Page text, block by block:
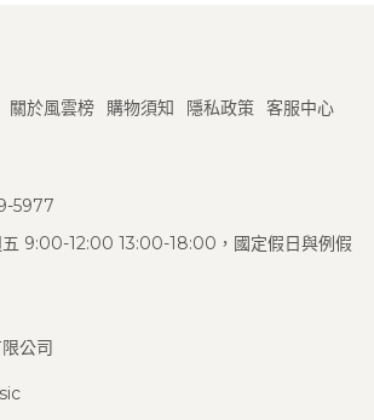
關於風雲榜 購物須知 隱私政策 客服中心
5977
五 9:00-12:00 13:00-18:00，國定假日與例假
公司